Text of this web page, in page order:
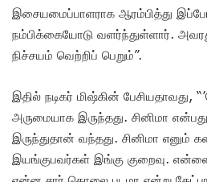
இசையமைப்பாளராக ஆரம்பித்து
நம்பிக்கையோடு வளர்ந்துள்ளார்.
நிச்சயம் வெற்றிப் பெறும்”.
இதில் நடிகர் மிஷ்கின் பேசியதாவது,
அருமையாக இருந்தது. சினிமா
இருந்துதான் வந்தது. சினிமா எனும்
இயங்குபவர்கள் இங்கு குறைவு.